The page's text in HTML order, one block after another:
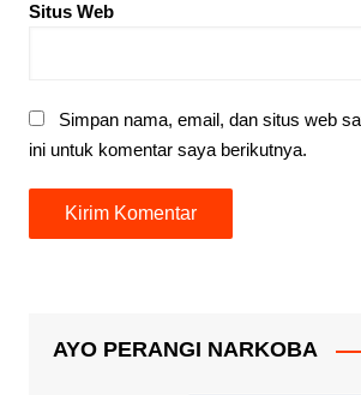
Situs Web
Simpan nama, email, dan situs web
ini untuk komentar saya berikutnya.
AYO PERANGI NARKOBA